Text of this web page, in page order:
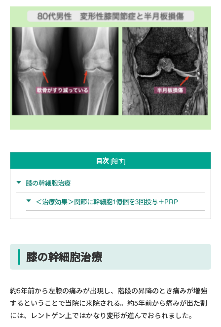
目次 [隠す]
膝の幹細胞治療
＜治療効果＞関節に幹細胞1億個を3回投与＋PRP
膝の幹細胞治療
約5年前から左膝の痛みが出現し、階段の昇降のとき痛みが増強
するということで当院に来院される。約5年前から痛みが出た割
には、レントゲン上ではかなり変形が進んでおられました。